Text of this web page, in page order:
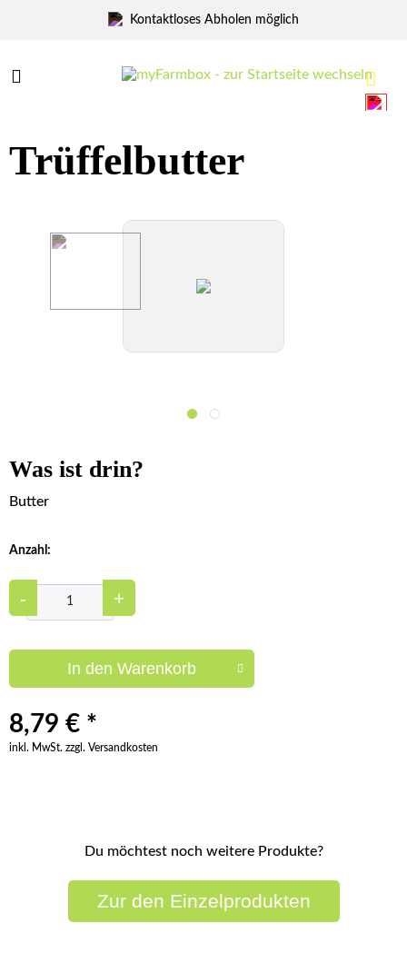
Marktfrisch Abholen
Menü
Trüffelbutter
Was ist drin?
Butter
Anzahl:
- +
In den Warenkorb
8,79 € *
inkl. MwSt. zzgl. Versandkosten
Du möchtest noch weitere Produkte?
Zur den Einzelprodukten